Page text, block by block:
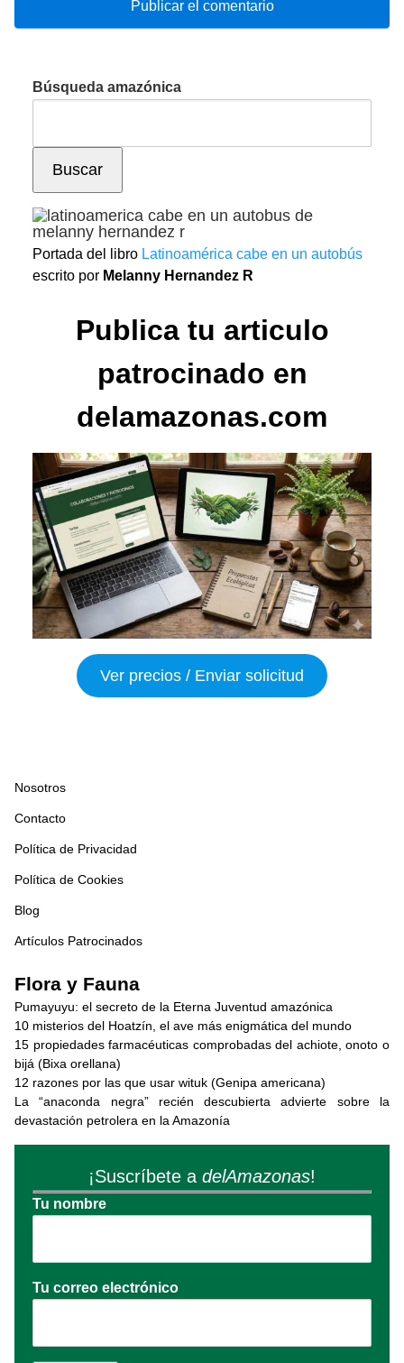
Búsqueda amazónica
Buscar
Portada del libro Latinoamérica cabe en un autobús
escrito por Melanny Hernandez R
Publica tu articulo
patrocinado en
delamazonas.com
Ver precios / Enviar solicitud
Nosotros
Contacto
Política de Privacidad
Política de Cookies
Blog
Artículos Patrocinados
Flora y Fauna
Pumayuyu: el secreto de la Eterna Juventud amazónica
10 misterios del Hoatzín, el ave más enigmática del mundo
15 propiedades farmacéuticas comprobadas del achiote, onoto o
bijá (Bixa orellana)
12 razones por las que usar wituk (Genipa americana)
La “anaconda negra” recién descubierta advierte sobre la
devastación petrolera en la Amazonía
¡Suscríbete a delAmazonas!
Tu nombre
Tu correo electrónico